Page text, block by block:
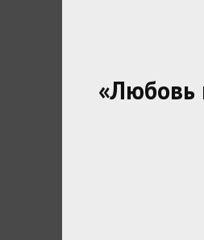
«Любовь